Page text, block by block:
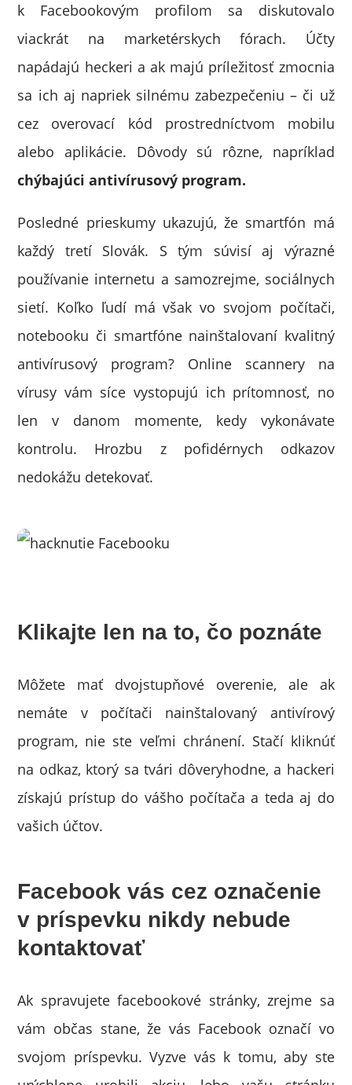
k Facebookovým profilom sa diskutovalo
viackrát na marketérskych fórach. Účty
napádajú heckeri a ak majú príležitosť zmocnia
sa ich aj napriek silnému zabezpečeniu – či už
cez overovací kód prostredníctvom mobilu
alebo aplikácie. Dôvody sú rôzne, napríklad
chýbajúci antivírusový program.
Posledné prieskumy ukazujú, že smartfón má
každý tretí Slovák. S tým súvisí aj výrazné
používanie internetu a samozrejme, sociálnych
sietí. Koľko ľudí má však vo svojom počítači,
notebooku či smartfóne nainštalovaní kvalitný
antivírusový program? Online scannery na
vírusy vám síce vystopujú ich prítomnosť, no
len v danom momente, kedy vykonávate
kontrolu. Hrozbu z pofidérnych odkazov
nedokážu detekovať.
Klikajte len na to, čo poznáte
Môžete mať dvojstupňové overenie, ale ak
nemáte v počítači nainštalovaný antivírový
program, nie ste veľmi chránení. Stačí kliknúť
na odkaz, ktorý sa tvári dôveryhodne, a hackeri
získajú prístup do vášho počítača a teda aj do
vašich účtov.
Facebook vás cez označenie
v príspevku nikdy nebude
kontaktovať
Ak spravujete facebookové stránky, zrejme sa
vám občas stane, že vás Facebook označí vo
svojom príspevku. Vyzve vás k tomu, aby ste